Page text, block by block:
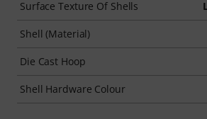
Surface Texture Of Shells
Shell (Material)
Die Cast Hoop
Shell Hardware Colour